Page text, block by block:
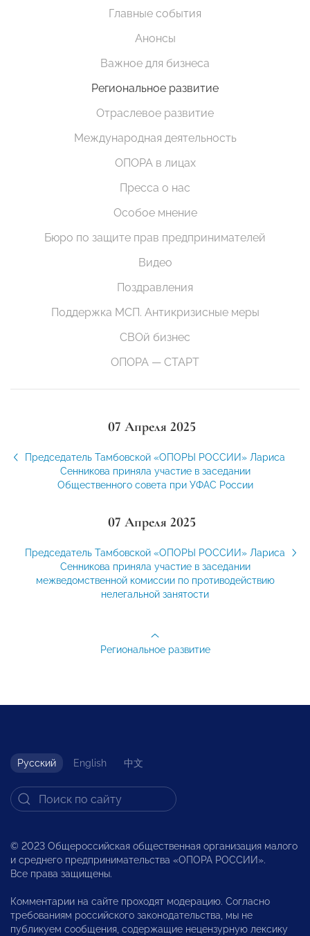
Главные события
Анонсы
Важное для бизнеса
Региональное развитие
Отраслевое развитие
Международная деятельность
ОПОРА в лицах
Пресса о нас
Особое мнение
Бюро по защите прав предпринимателей
Видео
Поздравления
Поддержка МСП. Антикризисные меры
СВОй бизнес
ОПОРА — СТАРТ
07 Апреля 2025
Председатель Тамбовской «ОПОРЫ РОССИИ» Лариса
Сенникова приняла участие в заседании
Общественного совета при УФАС России
07 Апреля 2025
Председатель Тамбовской «ОПОРЫ РОССИИ» Лариса
Сенникова приняла участие в заседании
межведомственной комиссии по противодействию
нелегальной занятости
Региональное развитие
Русский English 中文
© 2023 Общероссийская общественная организация малого
и среднего предпринимательства «ОПОРА РОССИИ».
Все права защищены.
Комментарии на сайте проходят модерацию. Согласно
требованиям российского законодательства, мы не
публикуем сообщения, содержащие нецензурную лексику